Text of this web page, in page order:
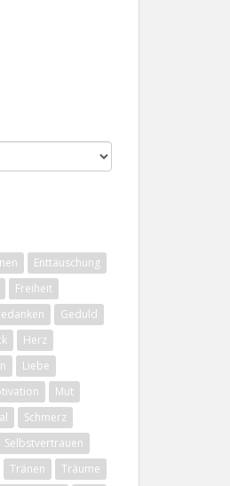
Enttäuschung
Freiheit
Geduld
Herz
Liebe
Mut
Schmerz
Selbstvertrauen
Tränen
Träume